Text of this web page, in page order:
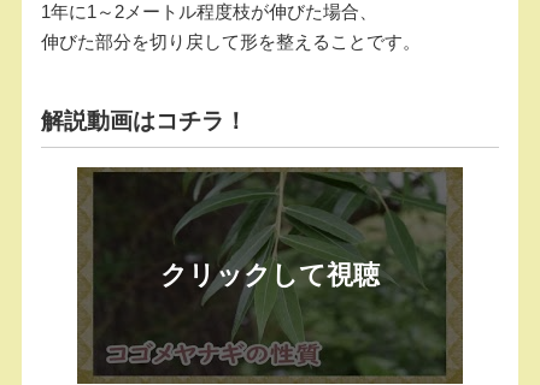
1年に1～2メートル程度枝が伸びた場合、
伸びた部分を切り戻して形を整えることです。
解説動画はコチラ！